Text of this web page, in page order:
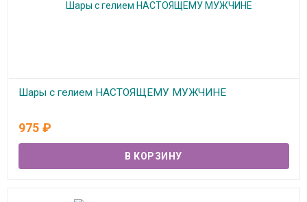
Шары с гелием НАСТОЯЩЕМУ МУЖЧИНЕ
975 ₽